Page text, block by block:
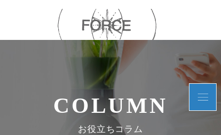
COLUMN
お役立ちコラム